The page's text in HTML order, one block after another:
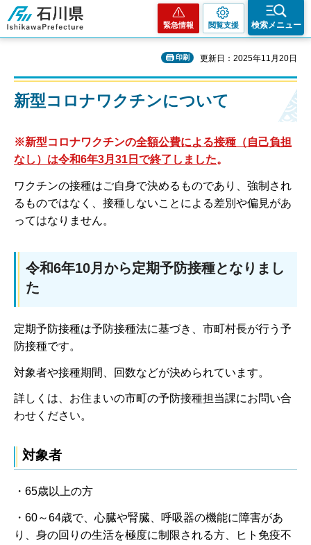
石川県
緊急情報 閲覧支援 検索メニュー
印刷 更新日：2025年11月20日
新型コロナワクチンについて
※新型コロナワクチンの全額公費による接種（自己負担
なし）は令和6年3月31日で終了しました。
ワクチンの接種はご自身で決めるものであり、強制され
るものではなく、接種しないことによる差別や偏見があ
ってはなりません。
令和6年10月から定期予防接種となりまし
た
定期予防接種は予防接種法に基づき、市町村長が行う予
防接種です。
対象者や接種期間、回数などが決められています。
詳しくは、お住まいの市町の予防接種担当課にお問い合
わせください。
対象者
・65歳以上の方
・60～64歳で、心臓や腎臓、呼吸器の機能に障害があ
り、身の回りの生活を極度に制限される方、ヒト免疫不